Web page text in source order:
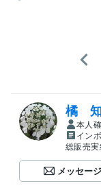
橘
本人
イン
総販売
メッセー